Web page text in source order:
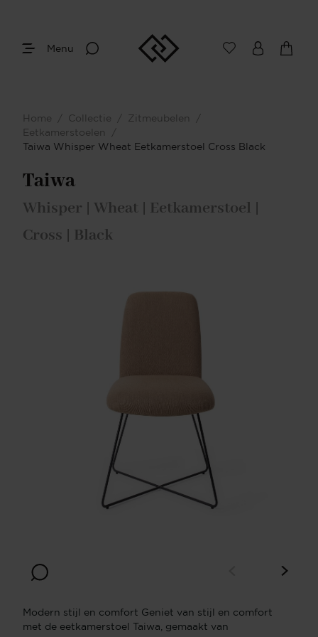
Menu
Home / Collectie / Zitmeubelen
/
Eetkamerstoelen
/
Taiwa Whisper Wheat Eetkamerstoel Cross Black
Taiwa
Whisper | Wheat | Eetkamerstoel |
Cross | Black
Modern stijl en comfort Geniet van stijl en comfort
met de eetkamerstoel Taiwa, gemaakt van